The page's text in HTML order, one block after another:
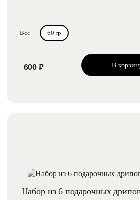
Вес 60 гр
600 ₽ В
Набор из 6 подарочных